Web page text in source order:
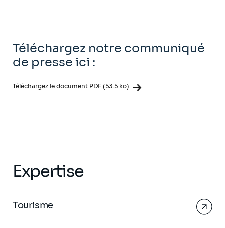
Téléchargez notre communiqué
de presse ici :
Téléchargez le document PDF (53.5 ko)
Expertise
Tourisme